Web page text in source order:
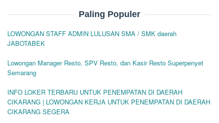
Paling Populer
LOWONGAN STAFF ADMIN LULUSAN SMA / SMK daerah
JABOTABEK
Lowongan Manager Resto, SPV Resto, dan Kasir Resto Superpenyet
Semarang
INFO LOKER TERBARU UNTUK PENEMPATAN DI DAERAH
CIKARANG | LOWONGAN KERJA UNTUK PENEMPATAN DI DAERAH
CIKARANG SEGERA